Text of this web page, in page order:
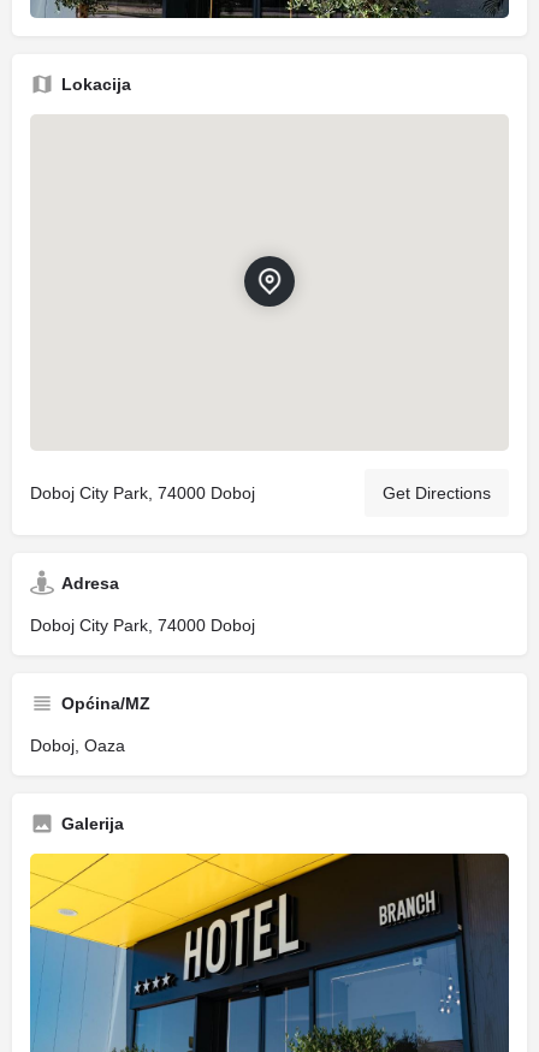
Lokacija
Doboj City Park, 74000 Doboj Get Directions
Adresa
Doboj City Park, 74000 Doboj
Općina/MZ
Doboj, Oaza
Galerija